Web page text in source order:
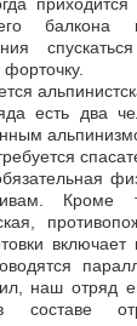
приходится
форточку.
есть два
Кроме
наш отряд
составе